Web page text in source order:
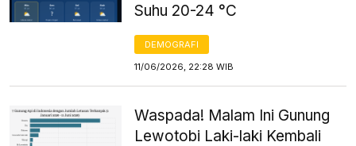
Suhu 20-24 °C
DEMOGRAFI
11/06/2026, 22:28 WIB
Waspada! Malam Ini Gunung
Lewotobi Laki-laki Kembali